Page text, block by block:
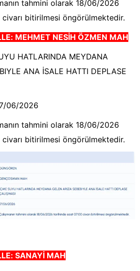
tahmini olarak 18/06/2026
bitirilmesi öngörülmektedir.
MEHMET NESİH ÖZMEN MAH
HATLARINDA MEYDANA
ANA İSALE HATTI DEPLASE
06/2026
tahmini olarak 18/06/2026
bitirilmesi öngörülmektedir.
SANAYİ MAH